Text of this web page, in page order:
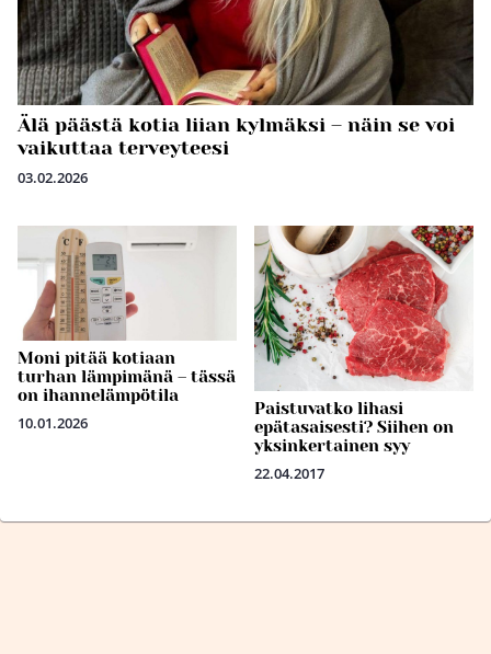
Älä päästä kotia liian kylmäksi – näin se voi
vaikuttaa terveyteesi
03.02.2026
Moni pitää kotiaan
turhan lämpimänä – tässä
on ihannelämpötila
10.01.2026
Paistuvatko lihasi
epätasaisesti? Siihen on
yksinkertainen syy
22.04.2017